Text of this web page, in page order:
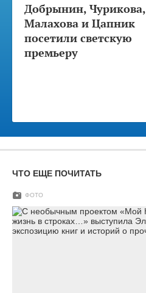
Добрынин, Чурикова,
Малахова и Цапник
посетили светскую
премьеру
ЧТО ЕЩЕ ПОЧИТАТЬ
ФОТО